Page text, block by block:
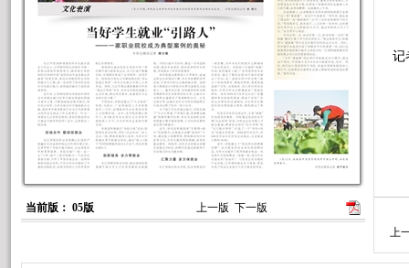
当前版： 05版 上一版 下一版
记
上